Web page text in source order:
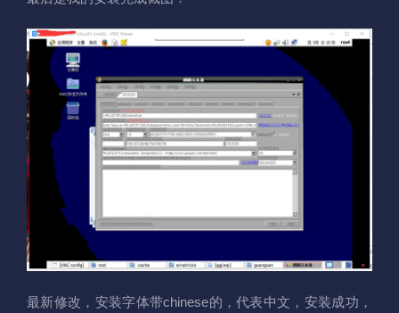
最新修改，安装字体带chinese的，代表中文，安装成功，